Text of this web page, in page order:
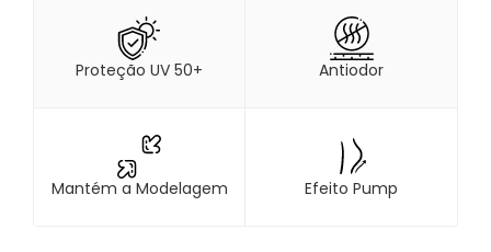
Proteção UV 50+ Antiodor
Mantém a Modelagem Efeito Pump